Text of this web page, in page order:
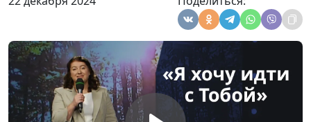
Анна Клейнос #2137
Я не буду
печалиться
Анна Клейнос
Иисус, о помилуй
меня
Анна Клейнос